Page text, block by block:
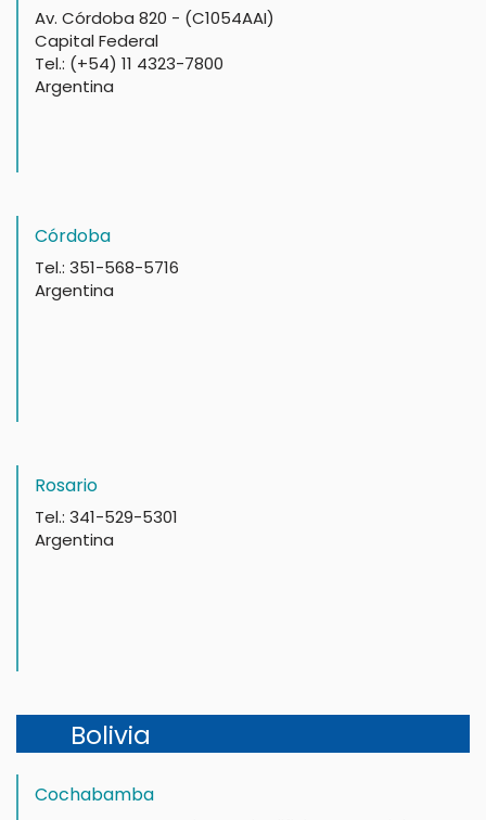
Av. Córdoba 820 - (C1054AAI)
Capital Federal
Tel.: (+54) 11 4323-7800
Argentina
Córdoba
Tel.: 351-568-5716
Argentina
Rosario
Tel.: 341-529-5301
Argentina
Bolivia
Cochabamba